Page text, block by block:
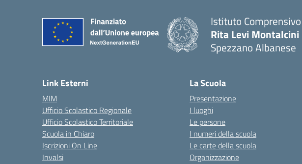
Istituto Comprensivo
Rita Levi Montalcini
Spezzano Albanese
Link Esterni
MIM
Ufficio Scolastico Regionale
Ufficio Scolastico Territoriale
Scuola in Chiaro
Iscrizioni On Line
Invalsi
La Scuola
Presentazione
I luoghi
Le persone
I numeri della scuola
Le carte della scuola
Organizzazione